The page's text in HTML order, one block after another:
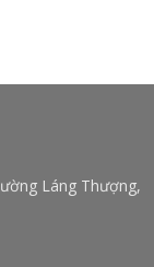
Láng Thượng,